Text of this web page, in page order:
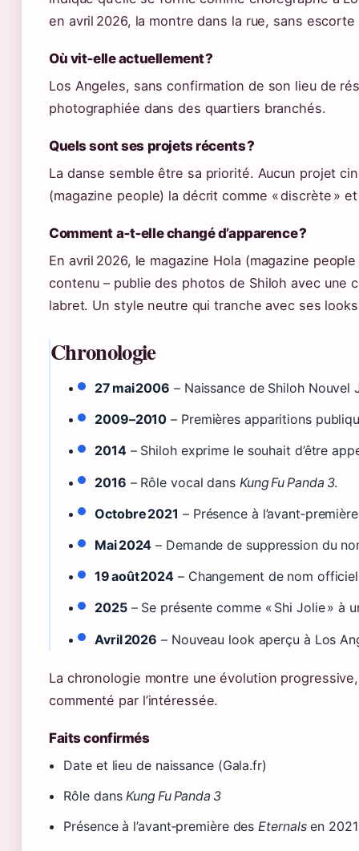
en avril 2026, la montre dans la rue, sans
Où vit‑elle actuellement ?
Los Angeles, sans confirmation de son lieu de
photographiée dans des quartiers branchés.
Quels sont ses projets récents ?
La danse semble être sa priorité. Aucun projet
(magazine people) la décrit comme « discrète »
Comment a‑t‑elle changé d’apparence ?
En avril 2026, le magazine Hola (magazine
contenu – publie des photos de Shiloh avec une
labret. Un style neutre qui tranche avec ses looks
Chronologie
27 mai 2006 – Naissance de Shiloh Nouvel
2009–2010 – Premières apparitions
2014– Shiloh exprime le souhait d’être
2016 – Rôle vocal dans Kung Fu Panda 3.
Octobre 2021 – Présence à
Mai 2024 – Demande de suppression du
19 août 2024 – Changement de nom
2025– Se présente comme « Shi Jolie » à
Avril 2026 – Nouveau look aperçu à Los
La chronologie montre une évolution
commenté par l’intéressée.
Faits confirmés
Date et lieu de naissance (Gala.fr)
Rôle dansKung Fu Panda 3
Présence à l’avant‑première desEternalsen 2021